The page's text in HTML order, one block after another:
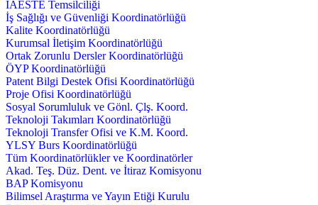
IAESTE Temsilciliği
İş Sağlığı ve Güvenliği Koordinatörlüğü
Kalite Koordinatörlüğü
Kurumsal İletişim Koordinatörlüğü
Ortak Zorunlu Dersler Koordinatörlüğü
ÖYP Koordinatörlüğü
Patent Bilgi Destek Ofisi Koordinatörlüğü
Proje Ofisi Koordinatörlüğü
Sosyal Sorumluluk ve Gönl. Çlş. Koord.
Teknoloji Takımları Koordinatörlüğü
Teknoloji Transfer Ofisi ve K.M. Koord.
YLSY Burs Koordinatörlüğü
Tüm Koordinatörlükler ve Koordinatörler
Akad. Teş. Düz. Dent. ve İtiraz Komisyonu
BAP Komisyonu
Bilimsel Araştırma ve Yayın Etiği Kurulu